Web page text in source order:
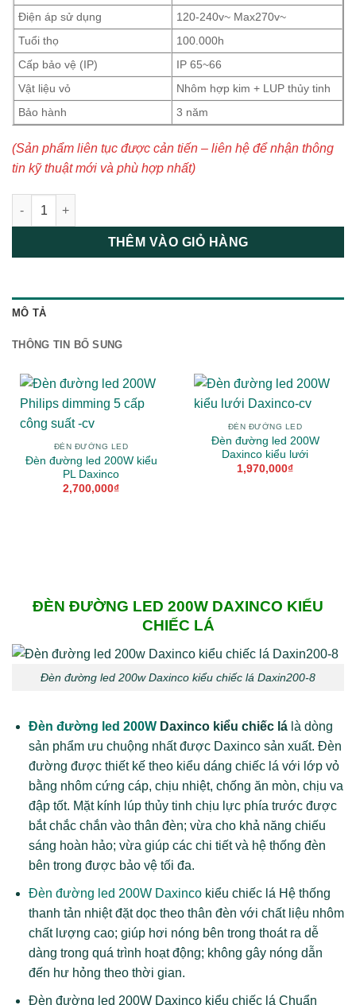
Điện áp sử dụng
120-240v~ Max270v~
Tuổi thọ
100.000h
Cấp bảo vệ (IP)
IP 65~66
Vật liệu vỏ
Nhôm hợp kim + LUP thủy tinh
Bảo hành
3 năm
(Sản phẩm liên tục được cản tiến – liên hệ để nhận thông
tin kỹ thuật mới và phù hợp nhất)
Đèn đường led 200W Daxinco kiểu chiếc lá số lượng
THÊM VÀO GIỎ HÀNG
MÔ TẢ
THÔNG TIN BỔ SUNG
ĐÈN ĐƯỜNG LED
Đèn đường led 200W kiểu
PL Daxinco
2,700,000₫
ĐÈN ĐƯỜNG LED
Đèn đường led 200W
Daxinco kiểu lưới
1,970,000₫
ĐÈN ĐƯỜNG LED 200W DAXINCO KIỂU
CHIẾC LÁ
Đèn đường led 200w Daxinco kiểu chiếc lá Daxin200-8
Đèn đường led 200WDaxinco kiểu chiếc lálà dòng
sản phẩm ưu chuộng nhất được Daxinco sản xuất. Đèn
đường được thiết kế theo kiểu dáng chiếc lá với lớp vỏ
bằng nhôm cứng cáp, chịu nhiệt, chống ăn mòn, chịu va
đập tốt. Mặt kính lúp thủy tinh chịu lực phía trước được
bắt chắc chắn vào thân đèn; vừa cho khả năng chiếu
sáng hoàn hảo; vừa giúp các chi tiết và hệ thống đèn
bên trong được bảo vệ tối đa.
Đèn đường led 200W Daxincokiểu chiếc lá Hệ thống
thanh tản nhiệt đặt dọc theo thân đèn với chất liệu nhôm
chất lượng cao; giúp hơi nóng bên trong thoát ra dễ
dàng trong quá trình hoạt động; không gây nóng dẫn
đến hư hỏng theo thời gian.
Đèn đường led 200W Daxinco kiểu chiếc lá Chuẩn